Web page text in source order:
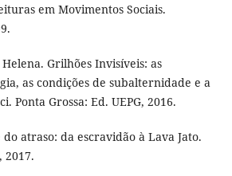
em Movimentos Sociais.
Helena. Grilhões Invisíveis: as
as condições de subalternidade e a
Ponta Grossa: Ed. UEPG, 2016.
do atraso: da escravidão à Lava Jato.
2017.